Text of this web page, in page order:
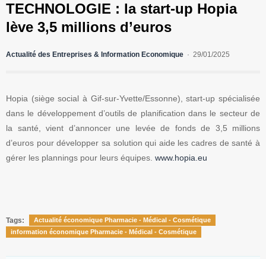
TECHNOLOGIE : la start-up Hopia
lève 3,5 millions d’euros
Actualité des Entreprises & Information Economique 29/01/2025
Hopia (siège social à Gif-sur-Yvette/Essonne), start-up spécialisée
dans le développement d’outils de planification dans le secteur de
la santé, vient d’annoncer une levée de fonds de 3,5 millions
d’euros pour développer sa solution qui aide les cadres de santé à
gérer les plannings pour leurs équipes. www.hopia.eu
Tags:
Actualité économique Pharmacie - Médical - Cosmétique
information économique Pharmacie - Médical - Cosmétique